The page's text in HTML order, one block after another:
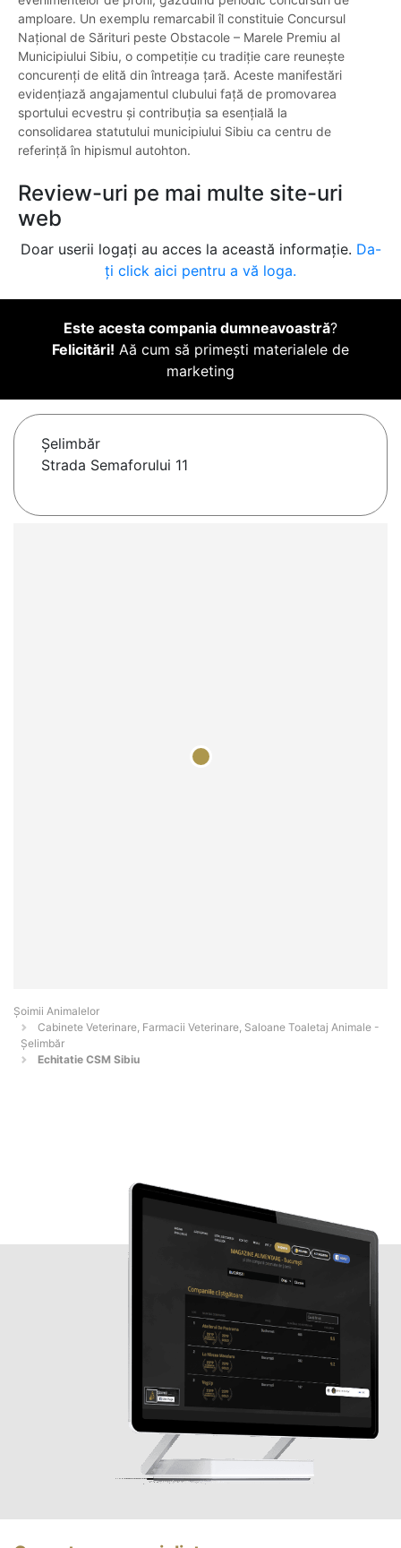
amploare. Un exemplu remarcabil îl constituie Concursul
Național de Sărituri peste Obstacole – Marele Premiu al
Municipiului Sibiu, o competiție cu tradiție care reunește
concurenți de elită din întreaga țară. Aceste manifestări
evidențiază angajamentul clubului față de promovarea
sportului ecvestru și contribuția sa esențială la
consolidarea statutului municipiului Sibiu ca centru de
referință în hipismul autohton.
Review-uri pe mai multe site-uri
web
Doar userii logați au acces la această informație. Da-
ți click aici pentru a vă loga.
Este acesta compania dumneavoastră?
Felicitări! Aă cum să primești materialele de
marketing
Şelimbăr
Strada Semaforului 11
Şoimii Animalelor
Cabinete Veterinare, Farmacii Veterinare, Saloane Toaletaj Animale -
Şelimbăr
Echitatie CSM Sibiu